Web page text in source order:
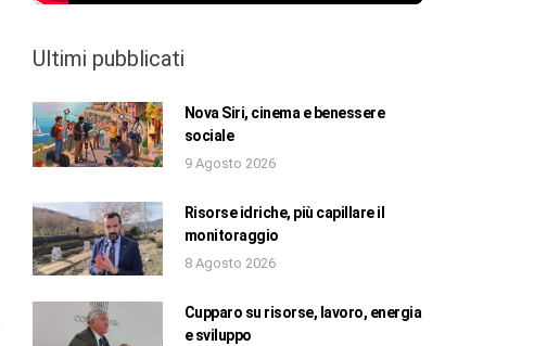
Ultimi pubblicati
Nova Siri, cinema e benessere
sociale
9 Agosto 2026
Risorse idriche, più capillare il
monitoraggio
8 Agosto 2026
Cupparo su risorse, lavoro, energia
e sviluppo